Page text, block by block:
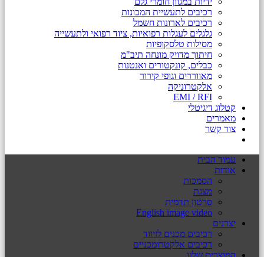
רכיבים לתעשיית המכונות
רכיבים לארונות חשמל
גלגלים לעגלות רפואיות, ציוד רפואי ולתעשייה
מסילות טלסקופיות
חיתוך מדויק מונחה תיב"מ
כבלים, קונקטורים ואנטנות
מאווררים וגופי קירור
אלקטרוניקה
EMI / RFI
קטלוג דיגיטלי
מאמרים
צור קשר
עמוד הבית
אודות
הסמכות
מצגת
סרטון תדמית
English image video
יצרנים
רכיבים מכנים לזיווד
רכיבים אלקטרומכניים
המוצרים שלנו